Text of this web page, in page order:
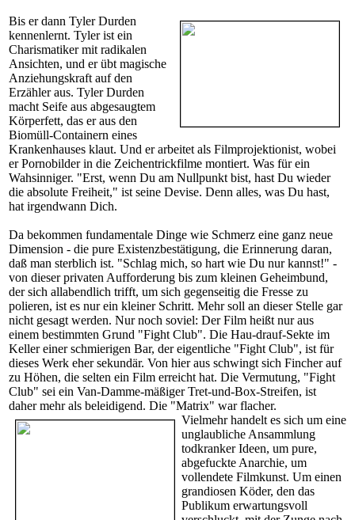
Bis er dann Tyler Durden
kennenlernt. Tyler ist ein
Charismatiker mit radikalen
Ansichten, und er übt magische
Anziehungskraft auf den
Erzähler aus. Tyler Durden
macht Seife aus abgesaugtem
Körperfett, das er aus den
Biomüll-Containern eines
Krankenhauses klaut. Und er arbeitet als Filmprojektionist, wobei
er Pornobilder in die Zeichentrickfilme montiert. Was für ein
Wahsinniger. "Erst, wenn Du am Nullpunkt bist, hast Du wieder
die absolute Freiheit," ist seine Devise. Denn alles, was Du hast,
hat irgendwann Dich.
Da bekommen fundamentale Dinge wie Schmerz eine ganz neue
Dimension - die pure Existenzbestätigung, die Erinnerung daran,
daß man sterblich ist. "Schlag mich, so hart wie Du nur kannst!" -
von dieser privaten Aufforderung bis zum kleinen Geheimbund,
der sich allabendlich trifft, um sich gegenseitig die Fresse zu
polieren, ist es nur ein kleiner Schritt. Mehr soll an dieser Stelle gar
nicht gesagt werden. Nur noch soviel: Der Film heißt nur aus
einem bestimmten Grund "Fight Club". Die Hau-drauf-Sekte im
Keller einer schmierigen Bar, der eigentliche "Fight Club", ist für
dieses Werk eher sekundär. Von hier aus schwingt sich Fincher auf
zu Höhen, die selten ein Film erreicht hat. Die Vermutung, "Fight
Club" sei ein Van-Damme-mäßiger Tret-und-Box-Streifen, ist
daher mehr als beleidigend. Die "Matrix" war flacher.
Vielmehr handelt es sich um eine
unglaubliche Ansammlung
todkranker Ideen, um pure,
abgefuckte Anarchie, um
vollendete Filmkunst. Um einen
grandiosen Köder, den das
Publikum erwartungsvoll